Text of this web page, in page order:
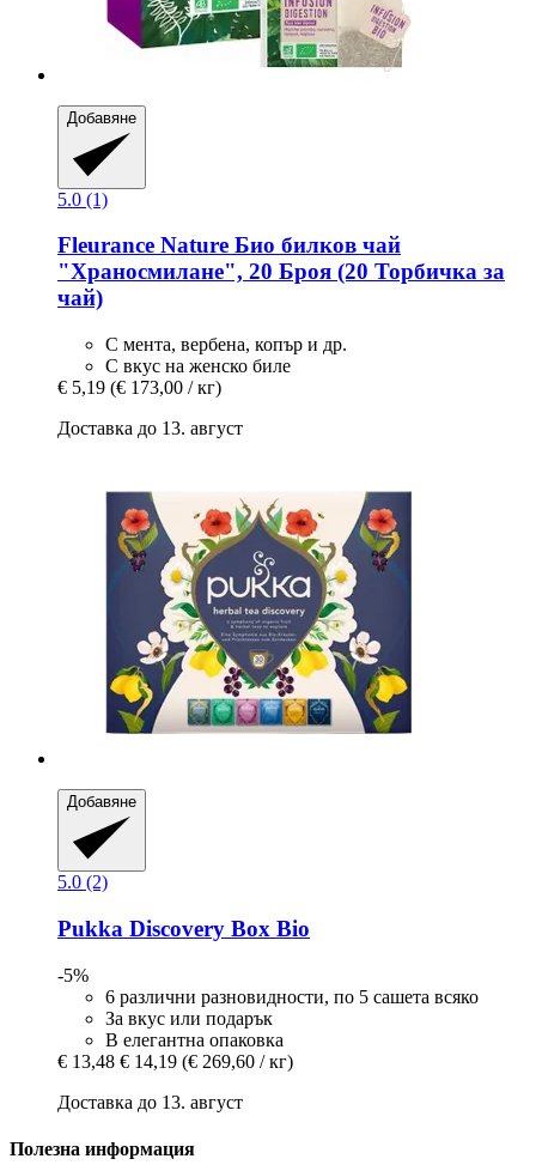
Добавяне
5.0 (1)
Fleurance Nature Био билков чай
"Храносмилане", 20 Броя (20 Торбичка за
чай)
С мента, вербена, копър и др.
С вкус на женско биле
€ 5,19 (€ 173,00 / кг)
Доставка до 13. август
Добавяне
5.0 (2)
Pukka Discovery Box Bio
-5%
6 различни разновидности, по 5 сашета всяко
За вкус или подарък
В елегантна опаковка
€ 13,48 € 14,19 (€ 269,60 / кг)
Доставка до 13. август
Полезна информация